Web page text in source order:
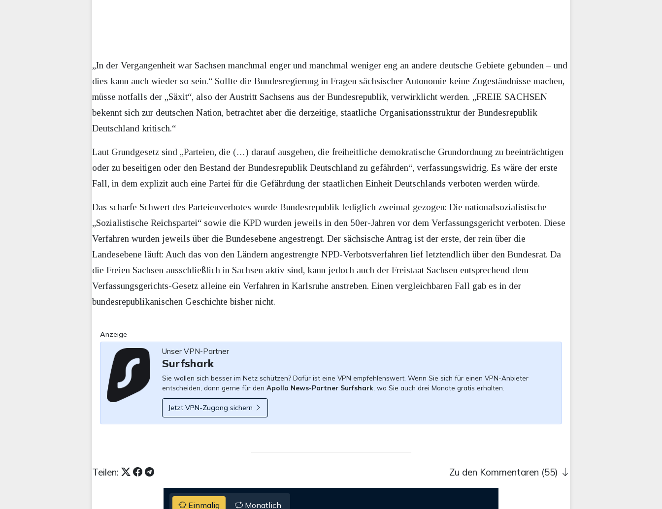
„In der Vergangenheit war Sachsen manchmal enger und manchmal weniger eng an andere deutsche Gebiete gebunden – und
dies kann auch wieder so sein.“ Sollte die Bundesregierung in Fragen sächsischer Autonomie keine Zugeständnisse machen,
müsse notfalls der „Säxit“, also der Austritt Sachsens aus der Bundesrepublik, verwirklicht werden. „FREIE SACHSEN
bekennt sich zur deutschen Nation, betrachtet aber die derzeitige, staatliche Organisationsstruktur der Bundesrepublik
Deutschland kritisch.“
Laut Grundgesetz sind „Parteien, die (…) darauf ausgehen, die freiheitliche demokratische Grundordnung zu beeinträchtigen
oder zu beseitigen oder den Bestand der Bundesrepublik Deutschland zu gefährden“, verfassungswidrig. Es wäre der erste
Fall, in dem explizit auch eine Partei für die Gefährdung der staatlichen Einheit Deutschlands verboten werden würde.
Das scharfe Schwert des Parteienverbotes wurde Bundesrepublik lediglich zweimal gezogen: Die nationalsozialistische
„Sozialistische Reichspartei“ sowie die KPD wurden jeweils in den 50er-Jahren vor dem Verfassungsgericht verboten. Diese
Verfahren wurden jeweils über die Bundesebene angestrengt. Der sächsische Antrag ist der erste, der rein über die
Landesebene läuft: Auch das von den Ländern angestrengte NPD-Verbotsverfahren lief letztendlich über den Bundesrat. Da
die Freien Sachsen ausschließlich in Sachsen aktiv sind, kann jedoch auch der Freistaat Sachsen entsprechend dem
Verfassungsgerichts-Gesetz alleine ein Verfahren in Karlsruhe anstreben. Einen vergleichbaren Fall gab es in der
bundesrepublikanischen Geschichte bisher nicht.
Anzeige
Unser VPN-Partner
Surfshark
Sie wollen sich besser im Netz schützen? Dafür ist eine VPN empfehlenswert. Wenn Sie sich für einen VPN-Anbieter
entscheiden, dann gerne für den Apollo News-Partner Surfshark, wo Sie auch drei Monate gratis erhalten.
Jetzt VPN-Zugang sichern
Teilen: Zu den Kommentaren (55)
Einmalig Monatlich